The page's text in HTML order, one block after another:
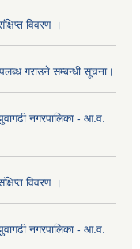
विवरण ।
गराउने सम्बन्धी सूचना।
नगरपालिका - आ.व.
विवरण ।
नगरपालिका - आ.व.